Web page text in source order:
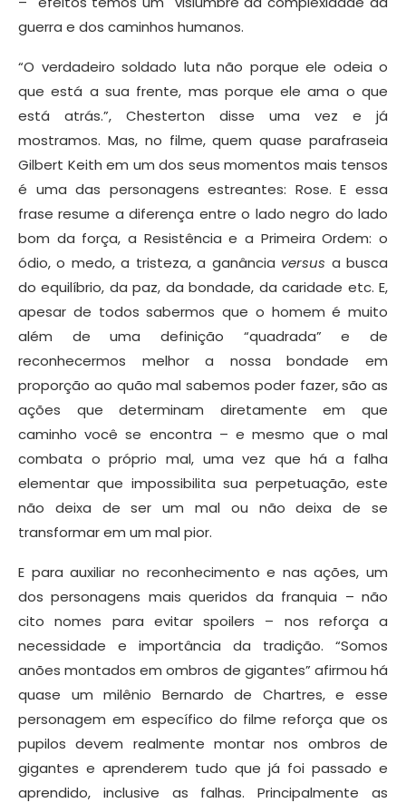
guerra e dos caminhos humanos.
“O verdadeiro soldado luta não porque ele odeia o
que está a sua frente, mas porque ele ama o que
está atrás.”, Chesterton disse uma vez e já
mostramos. Mas, no filme, quem quase parafraseia
Gilbert Keith em um dos seus momentos mais tensos
é uma das personagens estreantes: Rose. E essa
frase resume a diferença entre o lado negro do lado
bom da força, a Resistência e a Primeira Ordem: o
ódio, o medo, a tristeza, a ganância versus a busca
do equilíbrio, da paz, da bondade, da caridade etc. E,
apesar de todos sabermos que o homem é muito
além de uma definição “quadrada” e de
reconhecermos melhor a nossa bondade em
proporção ao quão mal sabemos poder fazer, são as
ações que determinam diretamente em que
caminho você se encontra – e mesmo que o mal
combata o próprio mal, uma vez que há a falha
elementar que impossibilita sua perpetuação, este
não deixa de ser um mal ou não deixa de se
transformar em um mal pior.
E para auxiliar no reconhecimento e nas ações, um
dos personagens mais queridos da franquia – não
cito nomes para evitar spoilers – nos reforça a
necessidade e importância da tradição. “Somos
anões montados em ombros de gigantes” afirmou há
quase um milênio Bernardo de Chartres, e esse
personagem em específico do filme reforça que os
pupilos devem realmente montar nos ombros de
gigantes e aprenderem tudo que já foi passado e
aprendido, inclusive as falhas. Principalmente as